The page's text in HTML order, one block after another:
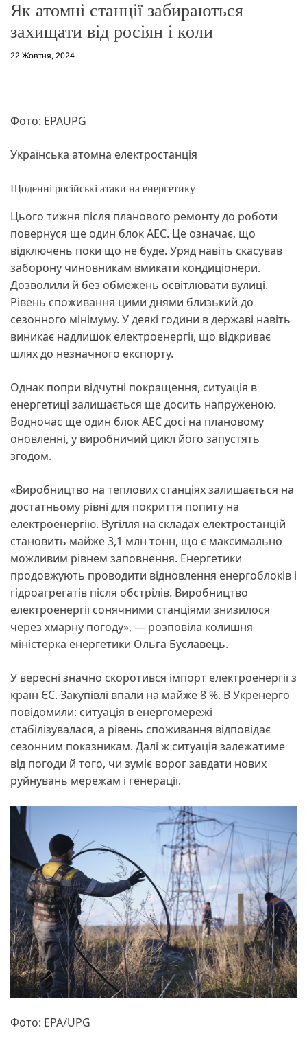
Як атомні станції забираються
захищати від росіян і коли
22 Жовтня, 2024
Фото: EPAUPG
Українська атомна електростанція
Щоденні російські атаки на енергетику
Цього тижня після планового ремонту до роботи
повернуся ще один блок АЕС. Це означає, що
відключень поки що не буде. Уряд навіть скасував
заборону чиновникам вмикати кондиціонери.
Дозволили й без обмежень освітлювати вулиці.
Рівень споживання цими днями близький до
сезонного мінімуму. У деякі години в державі навіть
виникає надлишок електроенергії, що відкриває
шлях до незначного експорту.
Однак попри відчутні покращення, ситуація в
енергетиці залишається ще досить напруженою.
Водночас ще один блок АЕС досі на плановому
оновленні, у виробничий цикл його запустять
згодом.
«Виробництво на теплових станціях залишається на
достатньому рівні для покриття попиту на
електроенергію. Вугілля на складах електростанцій
становить майже 3,1 млн тонн, що є максимально
можливим рівнем заповнення. Енергетики
продовжують проводити відновлення енергоблоків і
гідроагрегатів після обстрілів. Виробництво
електроенергії сонячними станціями знизилося
через хмарну погоду», — розповіла колишня
міністерка енергетики Ольга Буславець.
У вересні значно скоротився імпорт електроенергії з
країн ЄС. Закупівлі впали на майже 8 %. В Укренерго
повідомили: ситуація в енергомережі
стабілізувалася, а рівень споживання відповідає
сезонним показникам. Далі ж ситуація залежатиме
від погоди й того, чи зуміє ворог завдати нових
руйнувань мережам і генерації.
Фото: EPA/UPG